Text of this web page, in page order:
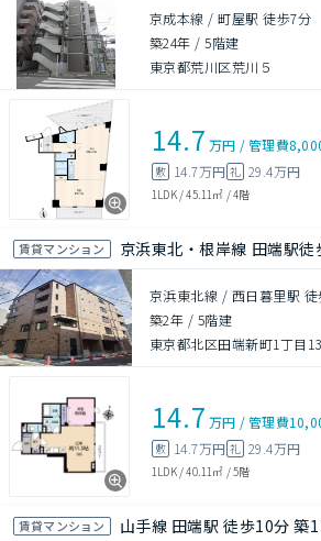
京成本線 / 町屋駅 徒歩7分
築24年 /5階建
東京都荒川区荒川５
14.7 万円 /管理費
敷 14.7万円 礼 29.4万円
1LDK/45.11㎡ /4階
賃貸マンション 京浜東北・根岸線 田端駅
京浜東北線 / 西日暮里駅 徒
築2年 / 5階建
東京都北区田端新町1丁目
14.7 万円 /管理費
敷 14.7万円 礼 29.4万円
1LDK/40.11㎡ /5階
賃貸マンション 山手線 田端駅 徒歩10分 築